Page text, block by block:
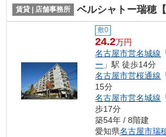
賃貸 | 店舗事務所 ベルシャトー瑞穂【 店
敷0
24.2万円
名古屋市営名城線
ー 」駅 徒歩14分
名古屋市営桜通線
15分
名古屋市営名城線
歩17分
築54年 / 8階建
愛知県名古屋市瑞